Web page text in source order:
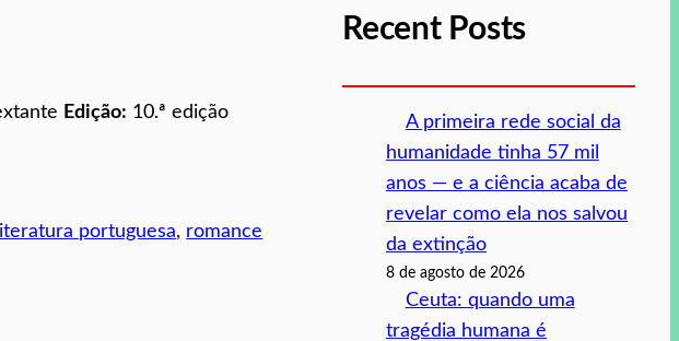
Edição: 10.ª edição
literatura portuguesa, romance
Recent Posts
A primeira rede social da
humanidade tinha 57 mil
anos — e a ciência acaba de
revelar como ela nos salvou
da extinção
8 de agosto de 2026
Ceuta: quando uma
tragédia humana é